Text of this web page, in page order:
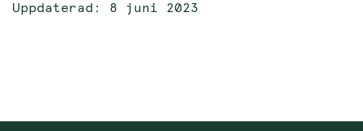
Uppdaterad: 8 juni 2023